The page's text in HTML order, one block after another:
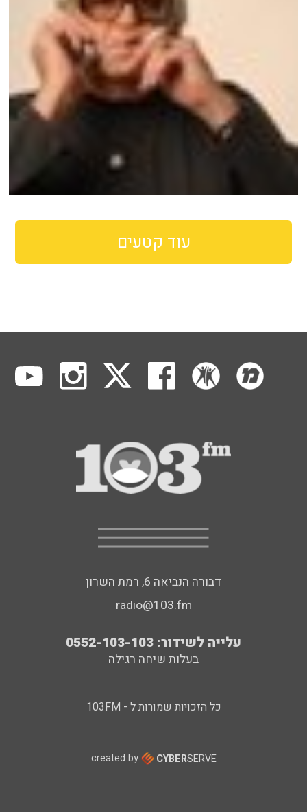
עוד קטעים
דבורה הנביאה 6, רמת השרון
radio@103.fm
עלייה לשידור: 0552-103-103
בעלות שיחה רגילה
כל הזכויות שמורות ל - 103FM
created by CYBERSERVE